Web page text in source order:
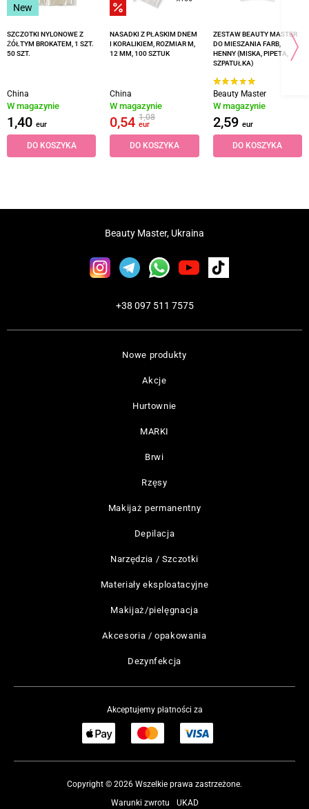
New
SZCZOTKI NYLONOWE Z
ŻÓŁTYM BROKATEM, 1 SZT.
50 SZT.
China
W magazynie
1,40 eur
DO KOSZYKA
NASADKI Z PŁASKIM DNEM
I KORALIKIEM, ROZMIAR M,
12 MM, 100 SZTUK
China
W magazynie
0,541,08
eur
DO KOSZYKA
ZESTAW BEAUTY MASTER
DO MIESZANIA FARB,
HENNY (MISKA, PIPETA,
SZPATUŁKA)
Beauty Master
W magazynie
2,59 eur
DO KOSZYKA
Nowe produkty
Akcje
Hurtownie
MARKI
Brwi
Rzęsy
Makijaż permanentny
Depilacja
Narzędzia / Szczotki
Materiały eksploatacyjne
Makijaż/pielęgnacja
Akcesoria / opakowania
Dezynfekcja
Beauty Master, Ukraina
+38 097 511 7575
Akceptujemy płatności za
Copyright © 2026 Wszelkie prawa zastrzeżone.
UKAD
Warunki zwrotu